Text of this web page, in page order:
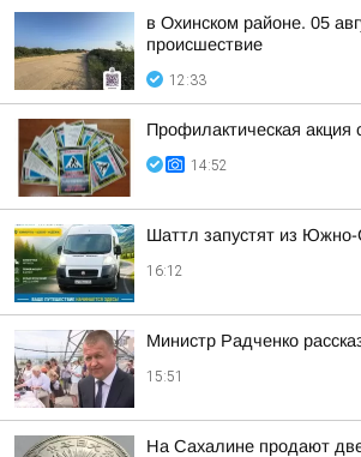
в Охинском районе. 05
происшествие
12:33
Профилактическая
14:52
Шаттл запустят из Южно-
16:12
Министр Радченко
15:51
На Сахалине продают